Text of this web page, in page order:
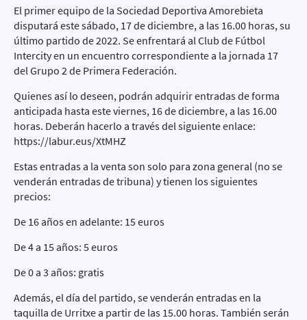
El primer equipo de la Sociedad Deportiva Amorebieta
disputará este sábado, 17 de diciembre, a las 16.00 horas, su
último partido de 2022. Se enfrentará al Club de Fútbol
Intercity en un encuentro correspondiente a la jornada 17
del Grupo 2 de Primera Federación.
Quienes así lo deseen, podrán adquirir entradas de forma
anticipada hasta este viernes, 16 de diciembre, a las 16.00
horas. Deberán hacerlo a través del siguiente enlace:
https://labur.eus/XtMHZ
Estas entradas a la venta son solo para zona general (no se
venderán entradas de tribuna) y tienen los siguientes
precios:
De 16 años en adelante: 15 euros
De 4 a 15 años: 5 euros
De 0 a 3 años: gratis
Además, el día del partido, se venderán entradas en la
taquilla de Urritxe a partir de las 15.00 horas. También serán